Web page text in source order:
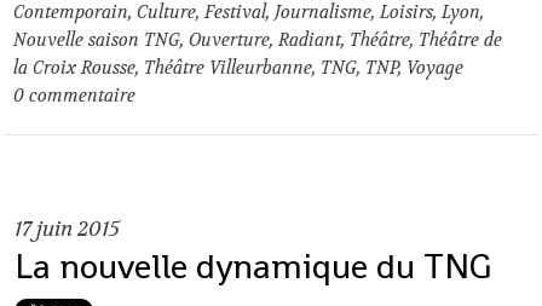
Contemporain,Culture,Festival,Journalisme,Loisirs,Lyon,
Nouvelle saison TNG,Ouverture,Radiant, Théâtre, Théâtre de
la Croix Rousse, Théâtre Villeurbanne, TNG, TNP, Voyage
0 commentaire
17juin 2015
La nouvelle dynamique du TNG